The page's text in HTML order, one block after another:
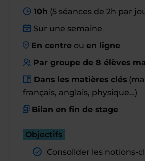
10h (5 séances de 2h par
Sur une semaine
En centreou en ligne
Par groupe de 8 élèves
Dans les matières clés
français, anglais, physique…)
Bilan en fin de stage
Objectifs
Consolider les notions-